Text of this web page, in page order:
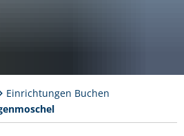
Einrichtungen Buchen